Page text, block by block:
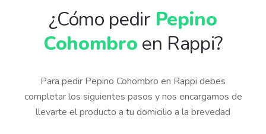
¿Cómo pedir Pepino
Cohombro en Rappi?
Para pedir Pepino Cohombro en Rappi debes
completar los siguientes pasos y nos encargamos de
llevarte el producto a tu domicilio a la brevedad